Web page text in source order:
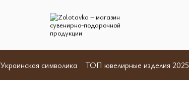
Украинская символика ТОП ювелирные изделия 2025